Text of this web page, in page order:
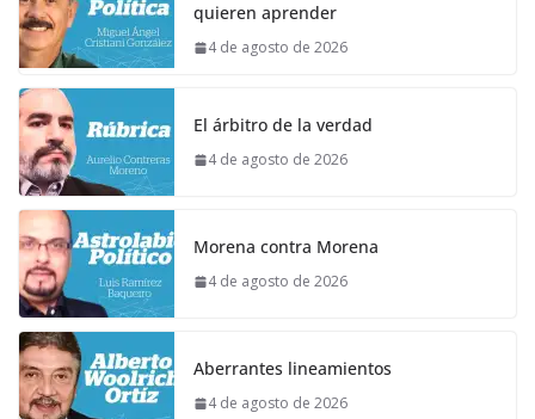
quieren aprender
4 de agosto de 2026
El árbitro de la verdad
4 de agosto de 2026
Morena contra Morena
4 de agosto de 2026
Aberrantes lineamientos
4 de agosto de 2026